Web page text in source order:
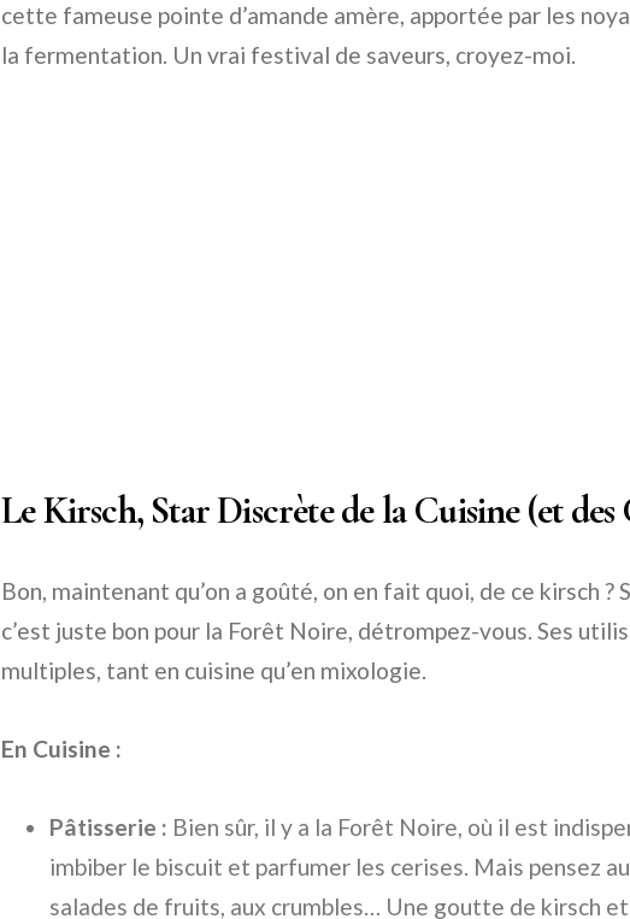
cette fameuse pointe d’amande amère, apportée par les
la fermentation. Un vrai festival de saveurs, croyez-moi.
Le Kirsch, Star Discrète de la Cuisine (et
Bon, maintenant qu’on a goûté, on en fait quoi, de ce kirsch ?
c’est juste bon pour la Forêt Noire, détrompez-vous. Ses
multiples, tant en cuisine qu’en mixologie.
En Cuisine :
Pâtisserie : Bien sûr, il y a la Forêt Noire, où il est
imbiber le biscuit et parfumer les cerises. Mais pensez
salades de fruits, aux crumbles… Une goutte de kirsch et